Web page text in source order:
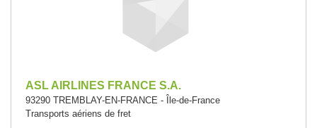
ASL AIRLINES FRANCE S.A.
93290 TREMBLAY-EN-FRANCE - Île-de-France
Transports aériens de fret